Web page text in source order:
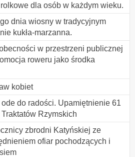
dla osób w każdym wieku.
dnia wiosny w tradycyjnym
kukła-marzanna.
w przestrzeni publicznej
roweru jako środka
kobiet
do radości. Upamiętnienie 61
Rzymskich
zbrodni Katyńskiej ze
ofiar pochodzących i